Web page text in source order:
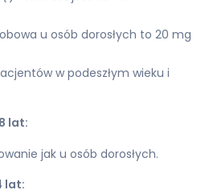
u osób dorosłych to 20 mg
w podeszłym wieku i
lat:
jak u osób dorosłych.
lat: